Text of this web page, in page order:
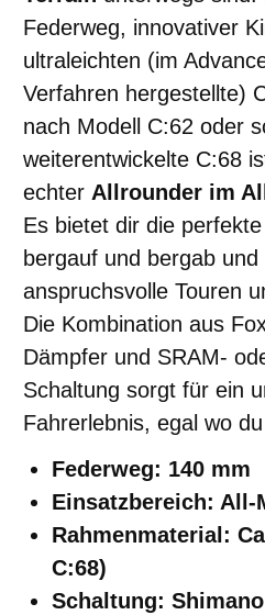
Federweg, innovativer
ultraleichten (im
Verfahren hergestellte)
nach Modell C:62 oder
weiterentwickelte C:68
echter Allrounder im
Es bietet dir die
bergauf und bergab
anspruchsvolle Touren
Die Kombination aus
Dämpfer und SRAM-
Schaltung sorgt für ein
Fahrerlebnis, egal wo
Federweg: 140 mm
Einsatzbereich: All-
Rahmenmaterial:
C:68)
Schaltung: